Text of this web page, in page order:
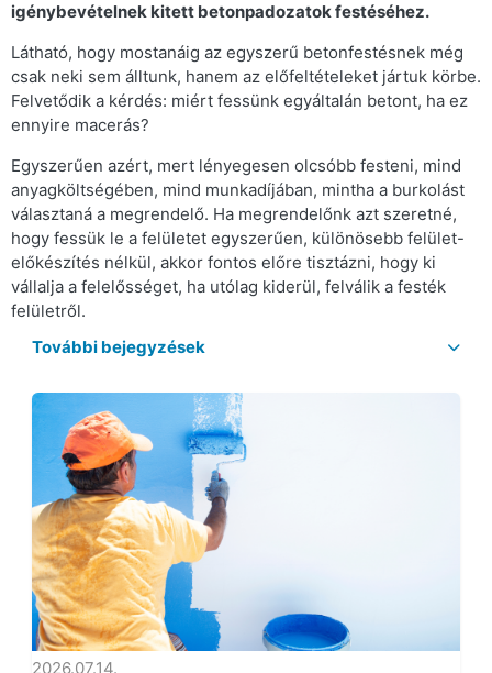
További bejegyzések
2026.07.14.
igénybevételnek kitett betonpadozatok festéséhez.
Látható, hogy mostanáig az egyszerű betonfestésnek még
csak neki sem álltunk, hanem az előfeltételeket jártuk körbe.
Felvetődik a kérdés: miért fessünk egyáltalán betont, ha ez
ennyire macerás?
Egyszerűen azért, mert lényegesen olcsóbb festeni, mind
anyagköltségében, mind munkadíjában, mintha a burkolást
választaná a megrendelő. Ha megrendelőnk azt szeretné,
hogy fessük le a felületet egyszerűen, különösebb felület-
előkészítés nélkül, akkor fontos előre tisztázni, hogy ki
vállalja a felelősséget, ha utólag kiderül, felválik a festék
felületről.